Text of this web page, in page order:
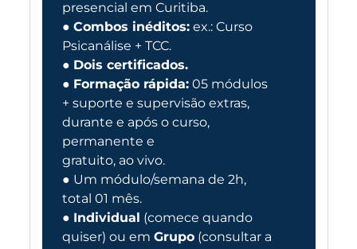
presencial em Curitiba.
● Combos inéditos:ex.: Curso
Psicanálise + TCC.
● Dois certificados.
● Formação rápida:05 módulos
+ suporte e supervisão extras,
durante e após o curso,
permanente e
gratuito, ao vivo.
● Um módulo/semana de 2h,
total 01 mês.
● Individual (comece quando
quiser) ou em Grupo(consultar a